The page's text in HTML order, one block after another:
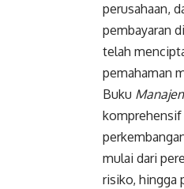
perusahaan,
pembayaran
telah
pemahaman
Buku
komprehensif
mulai dari
risiko, hingga